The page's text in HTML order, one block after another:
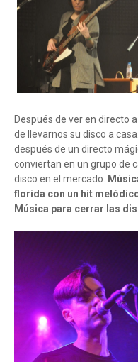
Después de ver en directo a
de llevarnos su disco a
después de un directo
conviertan en un grupo de
disco en el mercado.
florida con un hit
Música para cerrar las